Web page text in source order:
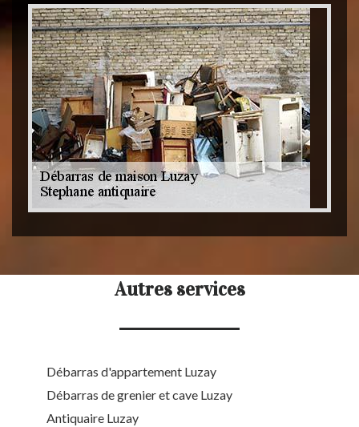
Autres services
Débarras d'appartement Luzay
Débarras de grenier et cave Luzay
Antiquaire Luzay